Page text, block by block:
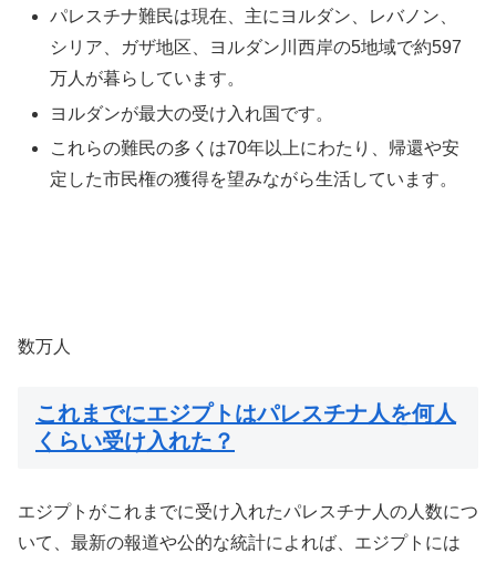
パレスチナ難民は現在、主にヨルダン、レバノン、
シリア、ガザ地区、ヨルダン川西岸の5地域で約597
万人が暮らしています。
ヨルダンが最大の受け入れ国です。
これらの難民の多くは70年以上にわたり、帰還や安
定した市民権の獲得を望みながら生活しています。
数万人
これまでにエジプトはパレスチナ人を何人
くらい受け入れた？
エジプトがこれまでに受け入れたパレスチナ人の人数につ
いて、最新の報道や公的な統計によれば、エジプトには